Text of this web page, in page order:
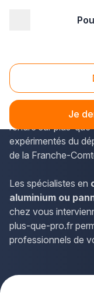
Je
Portail Belfort
Afin de trouver les
et portails
rendre sur plus-
expérimentés du
de la Franche-
Les spécialistes en
aluminium ou
chez vous
plus-que-pro.fr
professionnels de